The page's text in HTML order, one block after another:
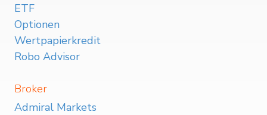
ETF
Optionen
Wertpapierkredit
Robo Advisor
Broker
Admiral Markets